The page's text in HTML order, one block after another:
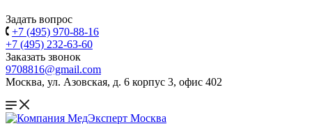
Задать вопрос
+7 (495) 970-88-16
+7 (495) 232-63-60
Заказать звонок
9708816@gmail.com
Москва, ул. Азовская, д. 6 корпус 3, офис 402